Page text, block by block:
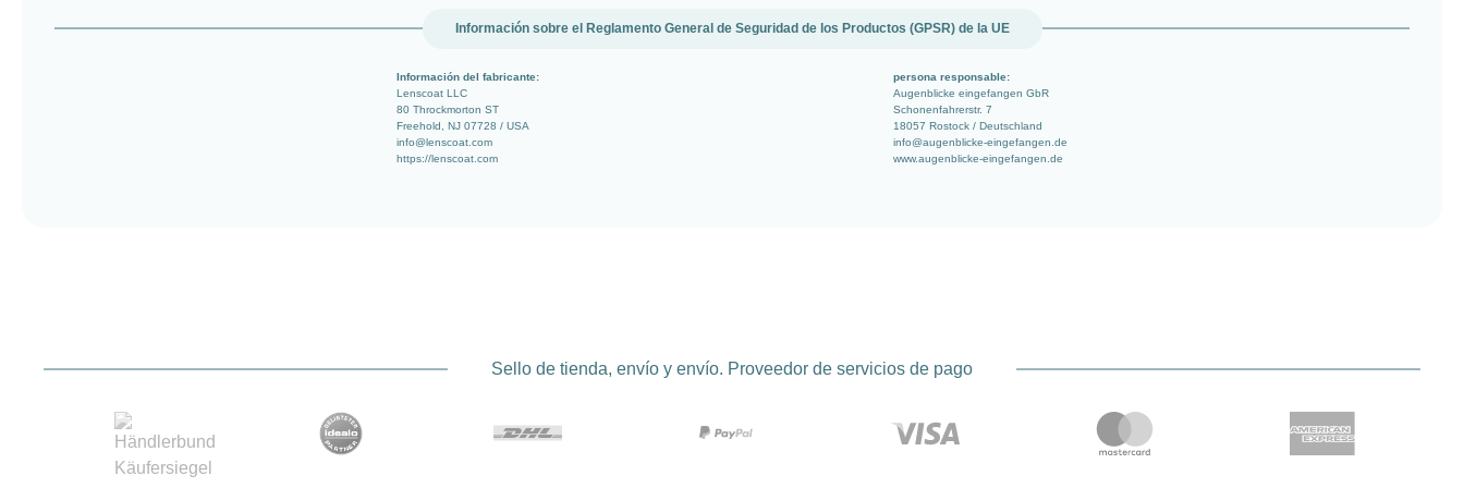
Información sobre el Reglamento General de Seguridad de los Productos (GPSR) de la UE
Información del fabricante:
Lenscoat LLC
80 Throckmorton ST
Freehold, NJ 07728 / USA
info@lenscoat.com
https://lenscoat.com
persona responsable:
Augenblicke eingefangen GbR
Schonenfahrerstr. 7
18057 Rostock / Deutschland
info@augenblicke-eingefangen.de
www.augenblicke-eingefangen.de
Sello de tienda, envío y envío. Proveedor de servicios de pago